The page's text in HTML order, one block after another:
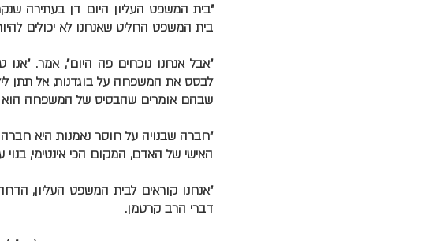
"בית המשפט העליון היום דן בעתירה
בית המשפט החליט שאנחנו לא יכולים
"אבל אנחנו נוכחים פה היום", אמר.
לבסס את המשפחה על בוגדנות, אל תתן
שבהם אומרים שהבסיס של המשפחה הוא
"חברה שבנויה על חוסר נאמנות היא
האישי של האדם, המקום הכי אינטימי,
"אנחנו קוראים לבית המשפט העליון,
דברי הרב קרטמן.